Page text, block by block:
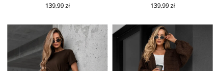
139,99 zł 139,99 zł